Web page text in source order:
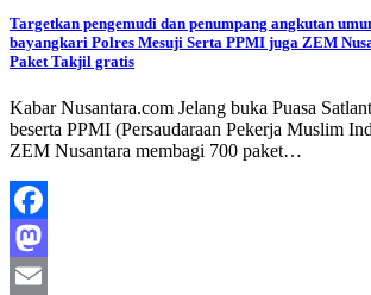
Targetkan pengemudi dan penumpang angkutan
bayangkari Polres Mesuji Serta PPMI juga ZEM
Paket Takjil gratis
Kabar Nusantara.com Jelang buka Puasa
beserta PPMI (Persaudaraan Pekerja Muslim
ZEM Nusantara membagi 700 paket…
Facebook
Mastodon